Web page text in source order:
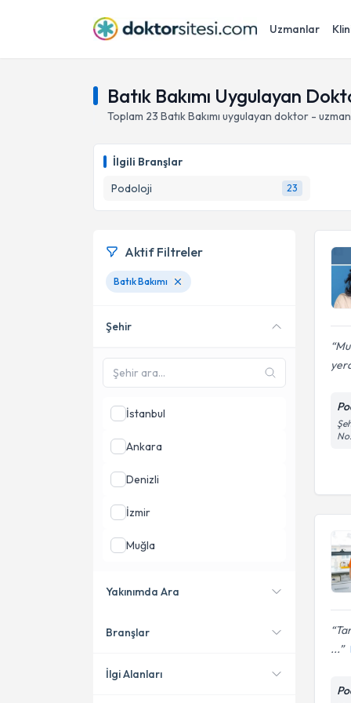
Uzmanlar
Batık Bakımı Uygulayan
Toplam 23 Batık Bakımı uygulayan doktor - uzman
İlgili Branşlar
Podoloji
23
...
Aktif Filtreler
Batık Bakımı
Şehir
İstanbul
Ankara
Denizli
İzmir
Muğla
Yakınımda Ara
Konumuma yakın uzmanları
Branşlar
İlgi Alanları